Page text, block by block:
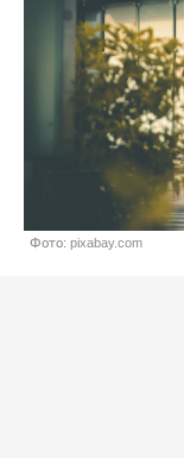
Фото: pixabay.com